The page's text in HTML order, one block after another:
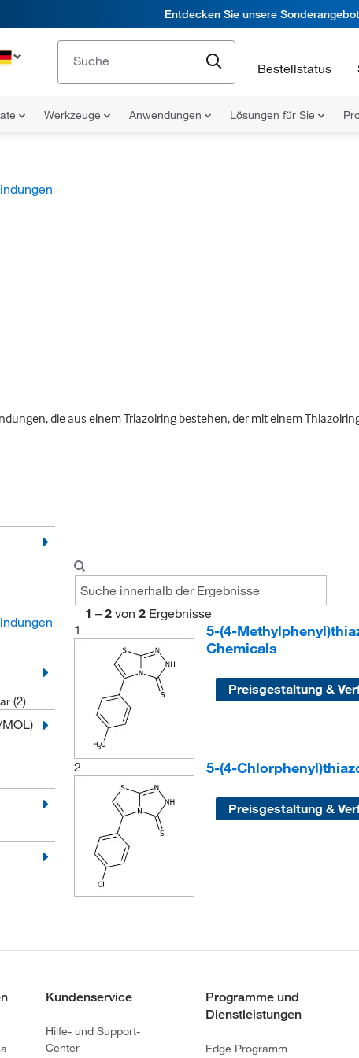
Entdecken Sie unsere
Bestellstatus
Werkzeuge Anwendungen Lösungen für Sie
die aus einem Triazolring bestehen, der mit einem
(2)
1 – 2 von 2 Ergebnisse
1
5-(4-
Chemicals
Preisgestaltung &
2 5-(4-
Preisgestaltung &
Kundenservice
Hilfe- und Support-
Center
Programme und
Dienstleistungen
Edge Programm